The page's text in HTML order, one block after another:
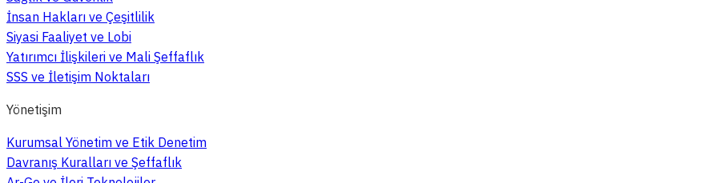
İnsan Hakları ve Çeşitlilik
Siyasi Faaliyet ve Lobi
Yatırımcı İlişkileri ve Mali Şeffaflık
SSS ve İletişim Noktaları
Yönetişim
Kurumsal Yönetim ve Etik Denetim
Davranış Kuralları ve Şeffaflık